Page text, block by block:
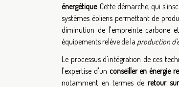
énergétique. Cette démarche, qui
systèmes éoliens permettant de
diminution de l'empreinte carbone
équipements relève de la production
Le processus d'intégration de ces
l'expertise d'un conseiller en énergie
notamment en termes de retour